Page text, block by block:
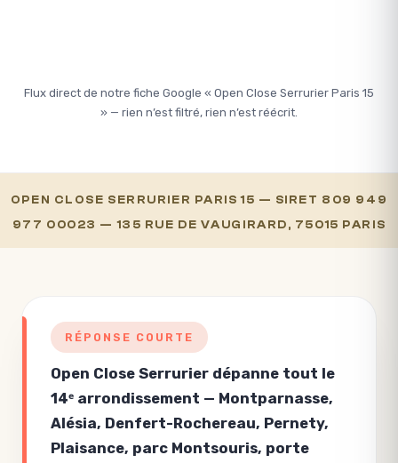
Flux direct de notre fiche Google « Open Close Serrurier Paris 15
» — rien n’est filtré, rien n’est réécrit.
OPEN CLOSE SERRURIER PARIS 15 — SIRET 809 949
977 00023 — 135 RUE DE VAUGIRARD, 75015 PARIS
RÉPONSE COURTE
Open Close Serrurier dépanne tout le
14ᵉ arrondissement — Montparnasse,
Alésia, Denfert-Rochereau, Pernety,
Plaisance, parc Montsouris, porte